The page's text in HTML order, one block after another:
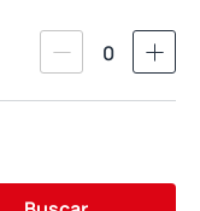
0